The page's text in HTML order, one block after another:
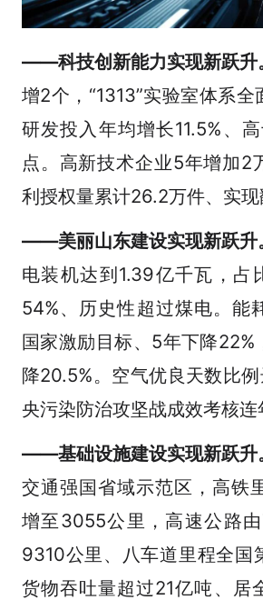
——科技创新能力实现新跃升
增2个，“1313”实验室体系
研发投入年均增长11.5%、
点。高新技术企业5年增加2
利授权量累计26.2万件、实现
——美丽山东建设实现新跃升
电装机达到1.39亿千瓦，占
54%、历史性超过煤电。能
国家激励目标、5年下降22%
降20.5%。空气优良天数比
央污染防治攻坚战成效考核连
——基础设施建设实现新跃升
交通强国省域示范区，高铁
增至3055公里，高速公路
9310公里、八车道里程全国
货物吞吐量超过21亿吨、居